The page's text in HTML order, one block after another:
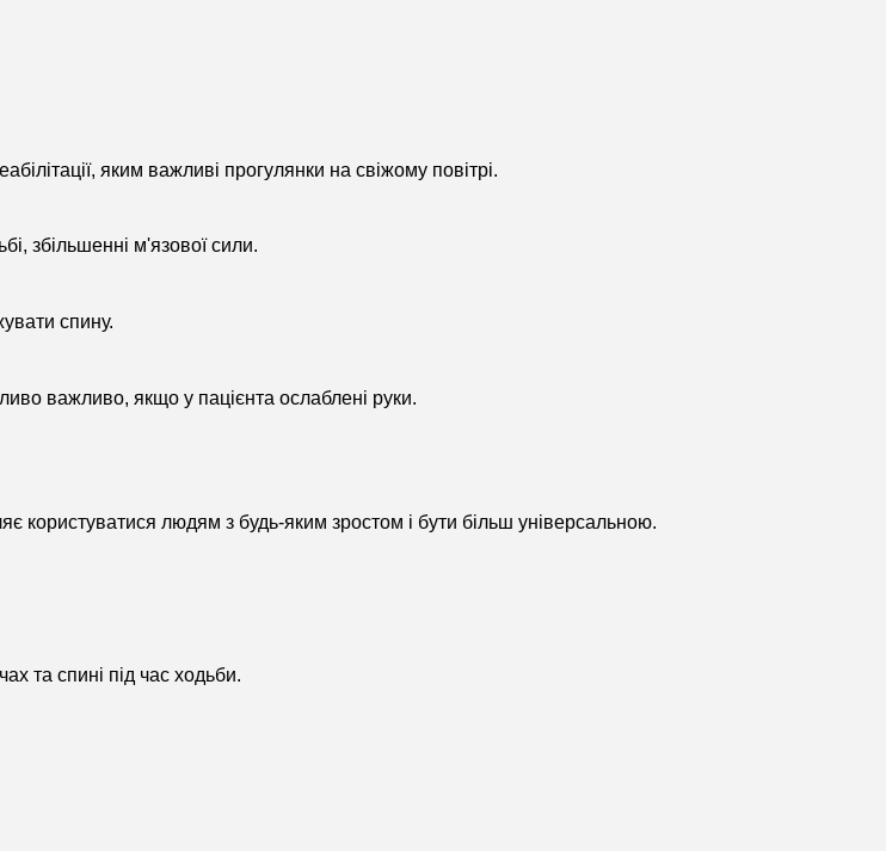
яким важливі прогулянки на свіжому повітрі.
збільшенні м'язової сили.
спину.
важливо, якщо у пацієнта ослаблені руки.
користуватися людям з будь-яким зростом і бути більш універсальною.
та спині під час ходьби.